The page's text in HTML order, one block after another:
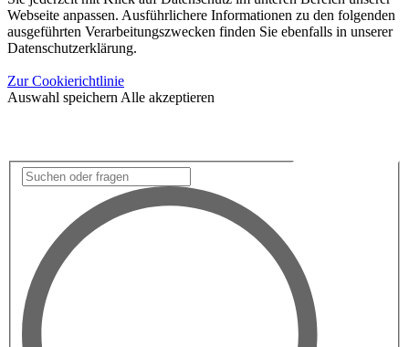
Webseite anpassen. Ausführlichere Informationen zu den folgenden
ausgeführten Verarbeitungszwecken finden Sie ebenfalls in unserer
Datenschutzerklärung.
Zur Cookierichtlinie
Auswahl speichern Alle akzeptieren